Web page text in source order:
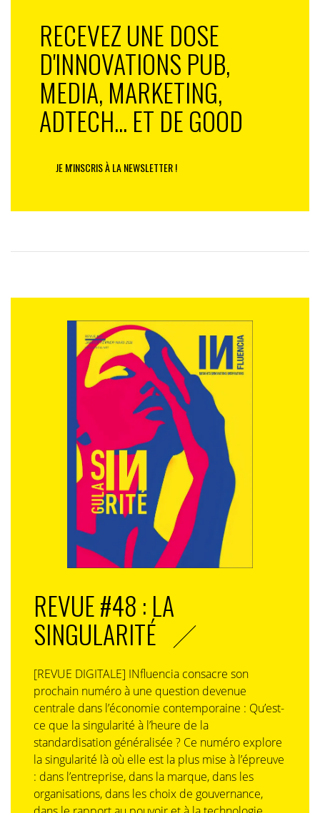
RECEVEZ UNE DOSE
D'INNOVATIONS PUB,
MEDIA, MARKETING,
ADTECH... ET DE GOOD
JE M'INSCRIS À LA NEWSLETTER !
REVUE #48 : LA
SINGULARITÉ
[REVUE DIGITALE] INfluencia consacre son
prochain numéro à une question devenue
centrale dans l’économie contemporaine : Qu’est-
ce que la singularité à l’heure de la
standardisation généralisée ? Ce numéro explore
la singularité là où elle est la plus mise à l’épreuve
: dans l’entreprise, dans la marque, dans les
organisations, dans les choix de gouvernance,